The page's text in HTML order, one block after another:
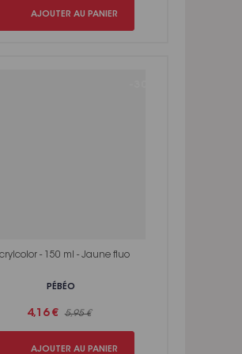
AJOUTER AU PANIER
- 150 ml - Jaune fluo
PÉBÉO
4,16 € 5,95 €
AJOUTER AU PANIER